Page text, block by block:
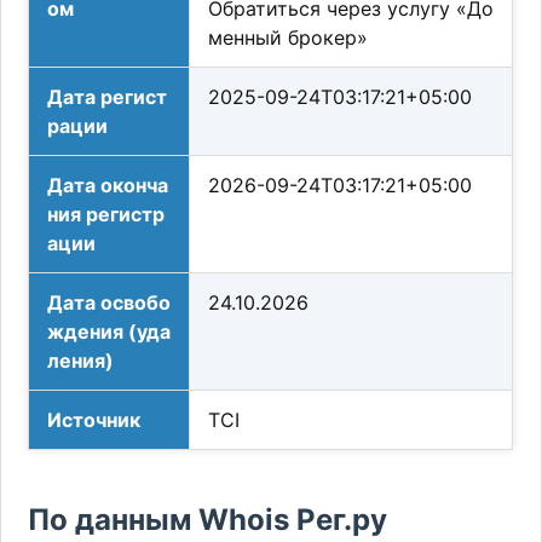
ом
Обратиться через услугу «До
менный брокер»
Дата регист
рации
2025-09-24T03:17:21+05:00
Дата оконча
ния регистр
ации
2026-09-24T03:17:21+05:00
Дата освобо
ждения (уда
ления)
24.10.2026
Источник TCI
По данным Whois Рег.ру